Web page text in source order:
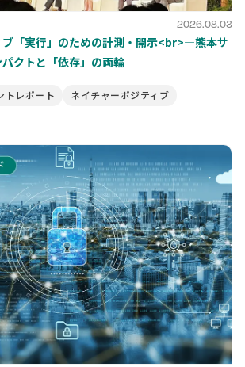
2026.08.03
ブ「実行」のための計測・開示<br>―熊本サ
クトと「依存」の両輪
トレポート ネイチャーポジティブ